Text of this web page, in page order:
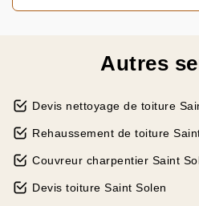
Autres
Devis nettoyage de toiture
Rehaussement de toiture
Couvreur charpentier Saint
Devis toiture Saint Solen